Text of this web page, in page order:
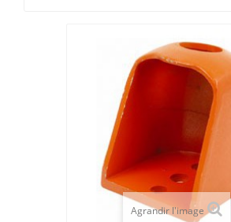
Agrandir l'image